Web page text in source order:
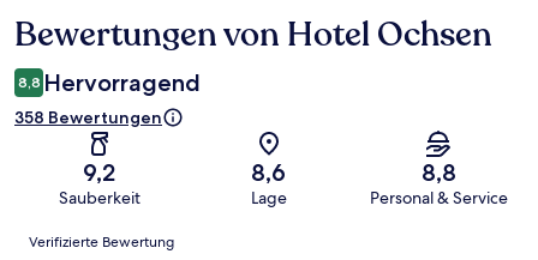
Bewertungen
Bewertungen von Hotel Ochsen
8,8 Hervorragend
358 Bewertungen
9,2
Sauberkeit
8,6
Lage
8,8
Personal & Service
Bewertungen
Verifizierte Bewertung